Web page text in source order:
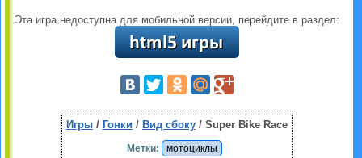
Эта игра недоступна для мобильной версии, перейдите в раздел:
Игры/ Гонки / Вид сбоку/ Super Bike Race
Метки: мотоциклы